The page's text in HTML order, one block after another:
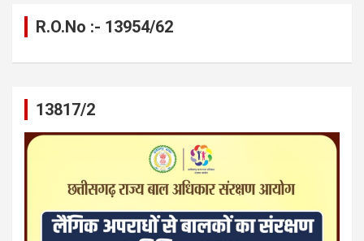
R.O.No :- 13954/62
13817/2